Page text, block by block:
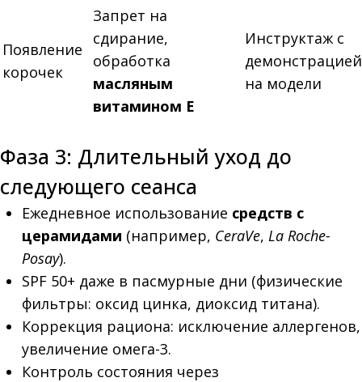
Появление
корочек
Запрет на
сдирание,
обработка
масляным
витамином Е
Инструктаж с
демонстрацией
на модели
Фаза 3: Длительный уход до
следующего сеанса
Ежедневное использование средств с
церамидами (например, CeraVe, La Roche-
Posay).
SPF 50+ даже в пасмурные дни (физические
фильтры: оксид цинка, диоксид титана).
Коррекция рациона: исключение аллергенов,
увеличение омега-3.
Контроль состояния через